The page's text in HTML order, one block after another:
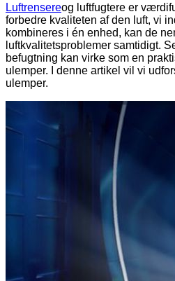
Luftrensereog luftfugtere er
forbedre kvaliteten af ​​den luft, vi
kombineres i én enhed, kan de
luftkvalitetsproblemer samtidigt.
befugtning kan virke som en
ulemper. I denne artikel vil vi
ulemper.